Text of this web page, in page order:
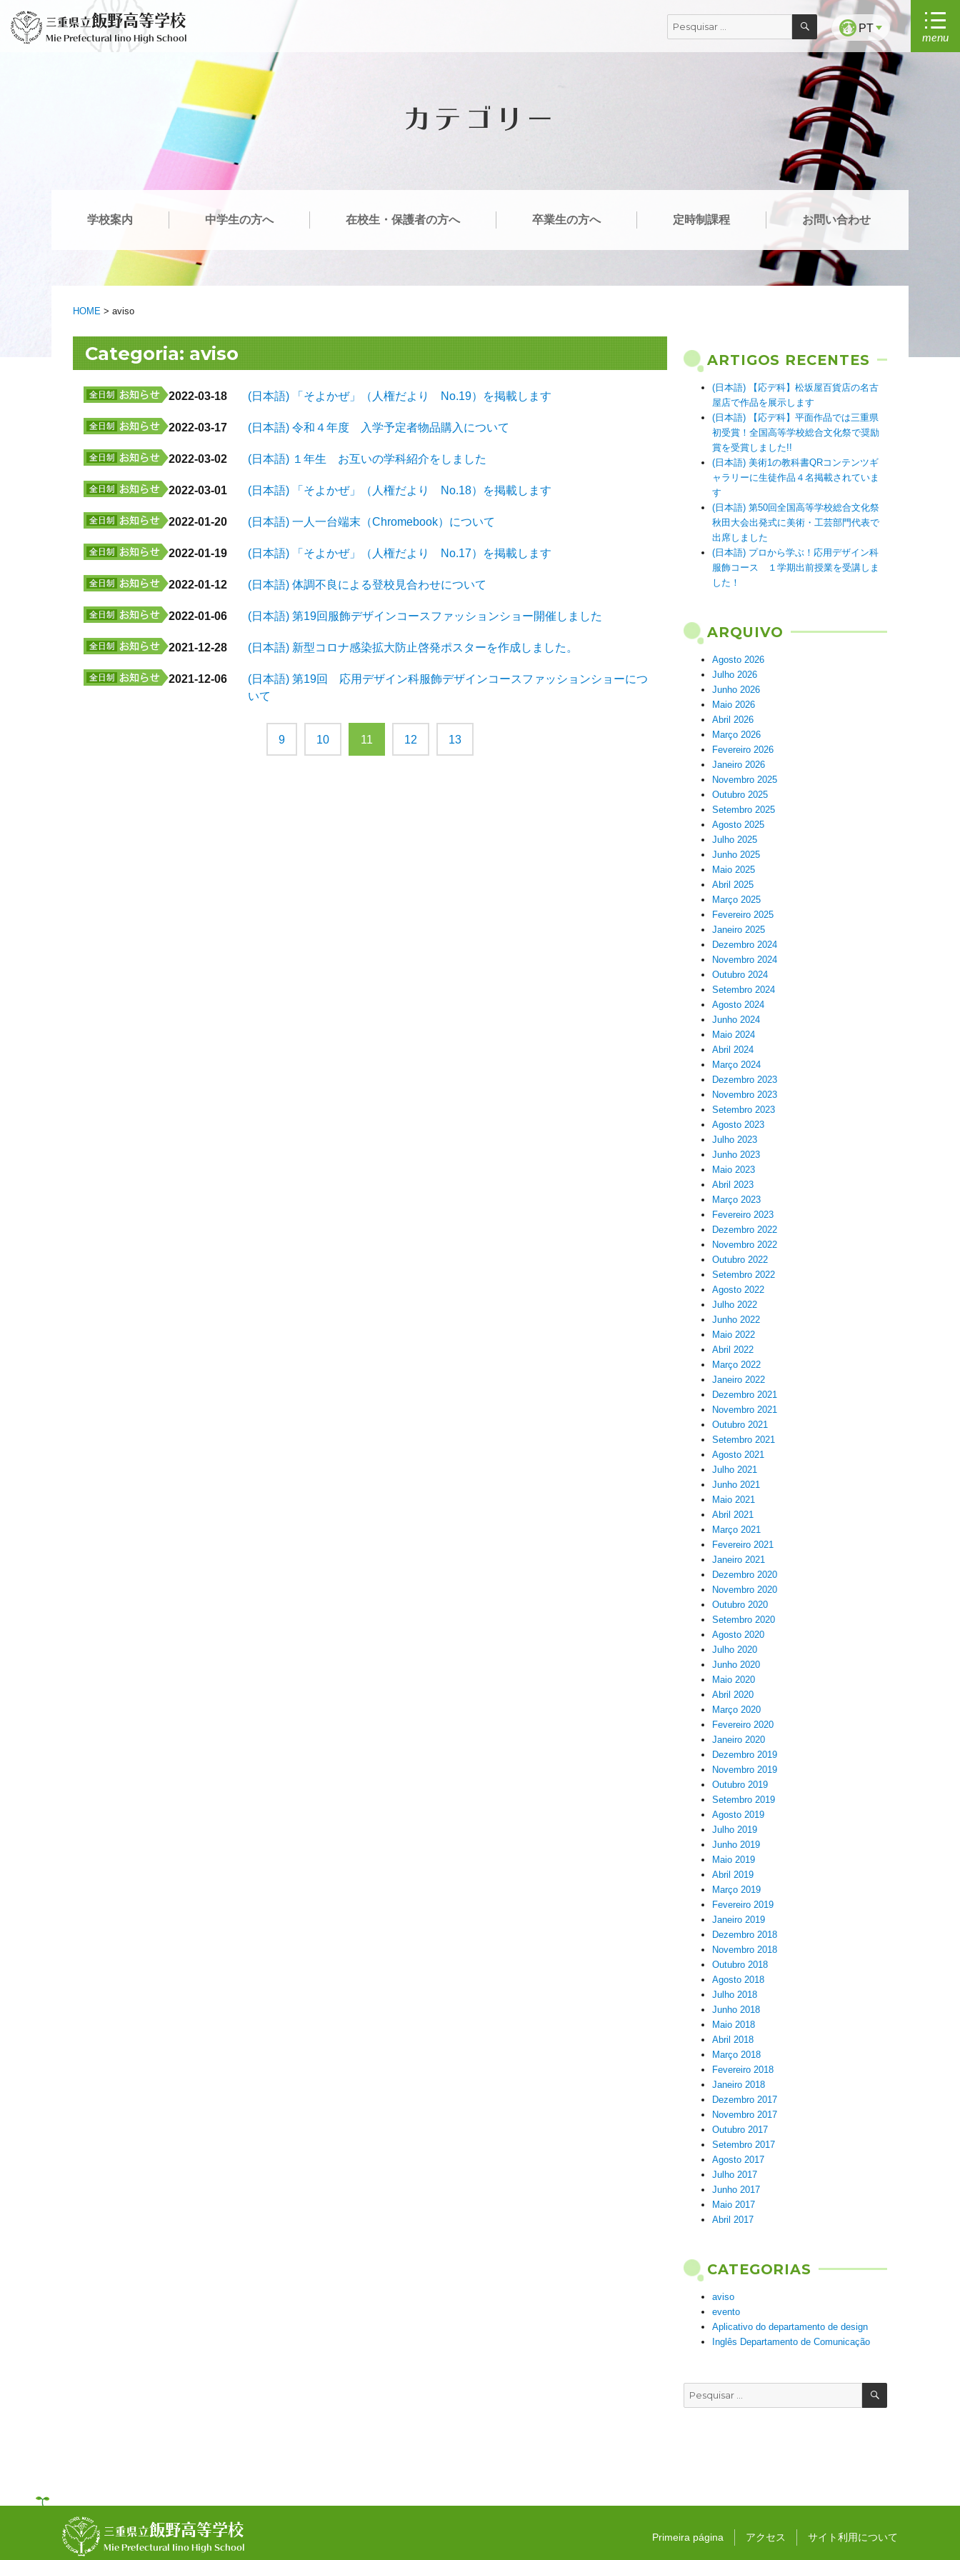
para
三重県立飯野高等学校
Mie Prefectural Iino High School
Pesquisar
por:
PESQUISAR
PT
menu
カテゴリー
学校案内 中学生の方へ 在校生・保護者の方へ 卒業生の方へ 定時制課程 お問い合わせ
HOME > aviso
Categoria: aviso
2022-03-18 (日本語) 「そよかぜ」（人権だより No.19）を掲載します
2022-03-17 (日本語) 令和４年度 入学予定者物品購入について
2022-03-02 (日本語) １年生 お互いの学科紹介をしました
2022-03-01 (日本語) 「そよかぜ」（人権だより No.18）を掲載します
2022-01-20 (日本語) 一人一台端末（Chromebook）について
2022-01-19 (日本語) 「そよかぜ」（人権だより No.17）を掲載します
2022-01-12 (日本語) 体調不良による登校見合わせについて
2022-01-06 (日本語) 第19回服飾デザインコースファッションショー開催しました
2021-12-28 (日本語) 新型コロナ感染拡大防止啓発ポスターを作成しました。
2021-12-06
(日本語) 第19回 応用デザイン科服飾デザインコースファッションショーにつ
いて
9 10 11 12 13
ARTIGOS RECENTES
(日本語) 【応デ科】松坂屋百貨店の名古
屋店で作品を展示します
(日本語) 【応デ科】平面作品では三重県
初受賞！全国高等学校総合文化祭で奨励
賞を受賞しました!!
(日本語) 美術1の教科書QRコンテンツギ
ャラリーに生徒作品４名掲載されていま
す
(日本語) 第50回全国高等学校総合文化祭
秋田大会出発式に美術・工芸部門代表で
出席しました
(日本語) プロから学ぶ！応用デザイン科
服飾コース １学期出前授業を受講しま
した！
ARQUIVO
Agosto 2026
Julho 2026
Junho 2026
Maio 2026
Abril 2026
Março 2026
Fevereiro 2026
Janeiro 2026
Novembro 2025
Outubro 2025
Setembro 2025
Agosto 2025
Julho 2025
Junho 2025
Maio 2025
Abril 2025
Março 2025
Fevereiro 2025
Janeiro 2025
Dezembro 2024
Novembro 2024
Outubro 2024
Setembro 2024
Agosto 2024
Junho 2024
Maio 2024
Abril 2024
Março 2024
Dezembro 2023
Novembro 2023
Setembro 2023
Agosto 2023
Julho 2023
Junho 2023
Maio 2023
Abril 2023
Março 2023
Fevereiro 2023
Dezembro 2022
Novembro 2022
Outubro 2022
Setembro 2022
Agosto 2022
Julho 2022
Junho 2022
Maio 2022
Abril 2022
Março 2022
Janeiro 2022
Dezembro 2021
Novembro 2021
Outubro 2021
Setembro 2021
Agosto 2021
Julho 2021
Junho 2021
Maio 2021
Abril 2021
Março 2021
Fevereiro 2021
Janeiro 2021
Dezembro 2020
Novembro 2020
Outubro 2020
Setembro 2020
Agosto 2020
Julho 2020
Junho 2020
Maio 2020
Abril 2020
Março 2020
Fevereiro 2020
Janeiro 2020
Dezembro 2019
Novembro 2019
Outubro 2019
Setembro 2019
Agosto 2019
Julho 2019
Junho 2019
Maio 2019
Abril 2019
Março 2019
Fevereiro 2019
Janeiro 2019
Dezembro 2018
Novembro 2018
Outubro 2018
Agosto 2018
Julho 2018
Junho 2018
Maio 2018
Abril 2018
Março 2018
Fevereiro 2018
Janeiro 2018
Dezembro 2017
Novembro 2017
Outubro 2017
Setembro 2017
Agosto 2017
Julho 2017
Junho 2017
Maio 2017
Abril 2017
CATEGORIAS
aviso
evento
Aplicativo do departamento de design
Inglês Departamento de Comunicação
Pesquisar
por:
PESQUISAR
三重県立飯野高等学校
Mie Prefectural Iino High School
Primeira página アクセス サイト利用について